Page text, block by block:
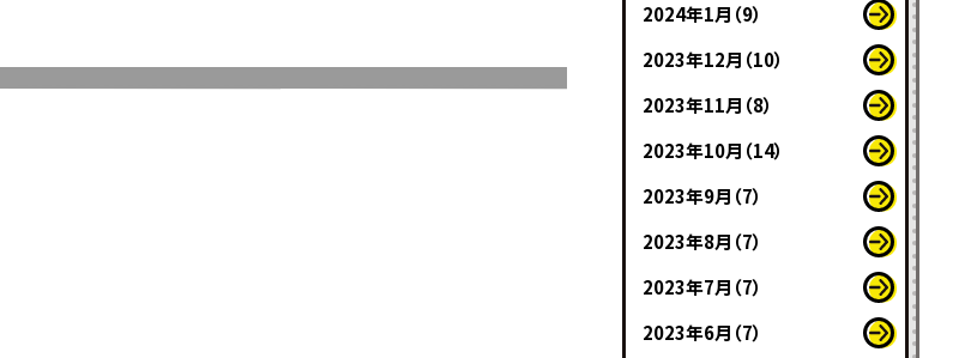
2024年1月（9）
2023年12月（10）
2023年11月（8）
2023年10月（14）
2023年9月（7）
2023年8月（7）
2023年7月（7）
2023年6月（7）